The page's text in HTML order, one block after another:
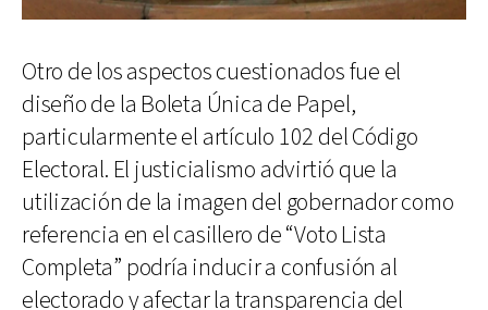
Otro de los aspectos cuestionados fue el
diseño de la Boleta Única de Papel,
particularmente el artículo 102 del Código
Electoral. El justicialismo advirtió que la
utilización de la imagen del gobernador como
referencia en el casillero de “Voto Lista
Completa” podría inducir a confusión al
electorado y afectar la transparencia del